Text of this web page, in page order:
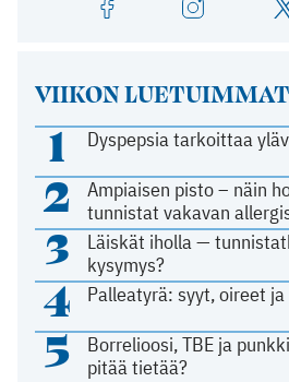
VIIKON LUETUIMMAT
1 Dyspepsia tarkoittaa
2
Ampiaisen pisto – näin
tunnistat vakavan
3
Läiskät iholla —
kysymys?
4 Palleatyrä: syyt, oireet
5
Borrelioosi, TBE ja
pitää tietää?